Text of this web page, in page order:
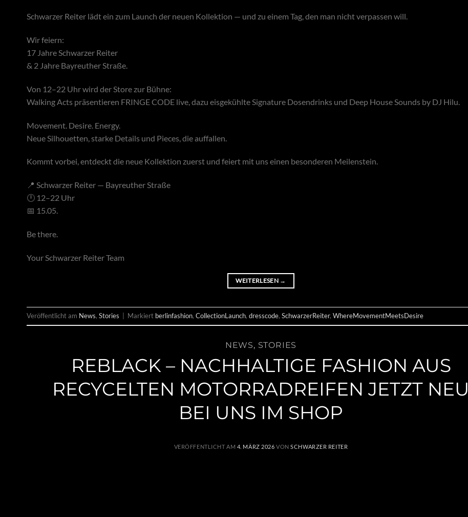
Schwarzer Reiter lädt ein zum Launch der neuen Kollektion — und zu einem Tag, den man nicht verpassen will.
Wir feiern:
17 Jahre Schwarzer Reiter
& 2 Jahre Bayreuther Straße.
Von 12–22 Uhr wird der Store zur Bühne:
Walking Acts präsentieren FRINGE CODE live, dazu eisgekühlte Signature Dosendrinks und Deep House Sounds by DJ Hilu.
Movement. Desire. Energy.
Neue Silhouetten, starke Details und Pieces, die auffallen.
Kommt vorbei, entdeckt die neue Kollektion zuerst und feiert mit uns einen besonderen Meilenstein.
📍 Schwarzer Reiter — Bayreuther Straße
🕛 12–22 Uhr
📅 15.05.
Be there.
Your Schwarzer Reiter Team
WEITERLESEN →
Veröffentlicht am News, Stories Markiert berlinfashion, CollectionLaunch, dresscode, SchwarzerReiter, WhereMovementMeetsDesire
NEWS, STORIES
REBLACK – NACHHALTIGE FASHION AUS
RECYCELTEN MOTORRADREIFEN JETZT NEU
BEI UNS IM SHOP
VERÖFFENTLICHT AM 4. MÄRZ 2026 VONSCHWARZER REITER